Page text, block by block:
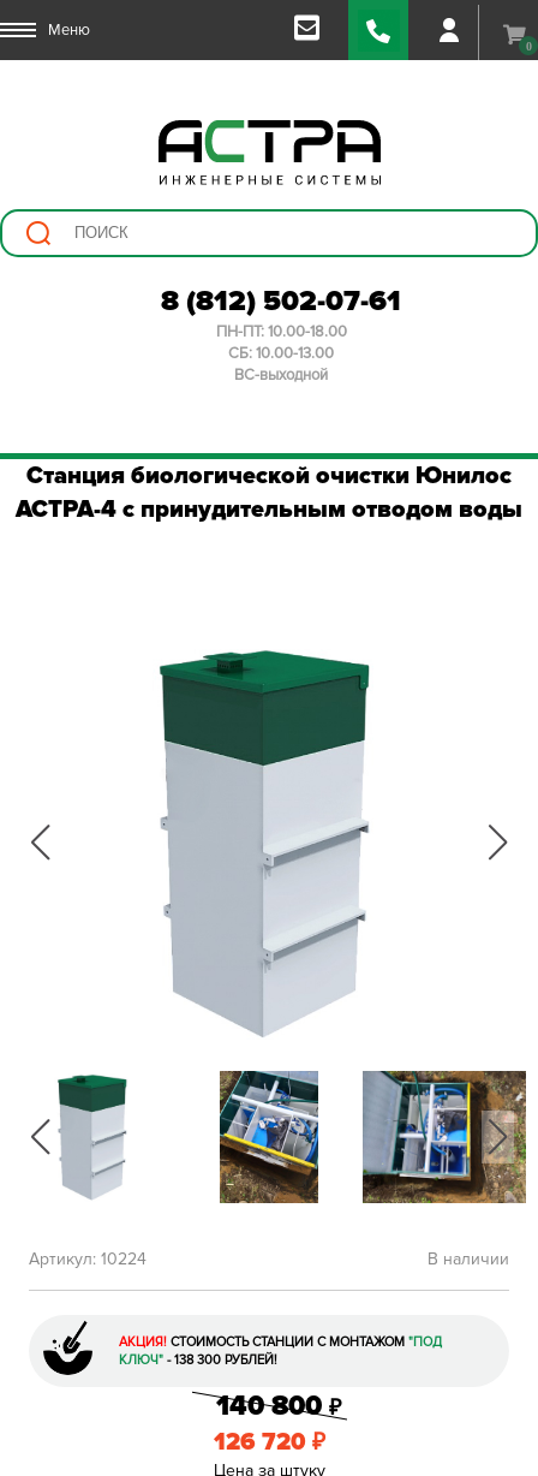
Меню
0
8 (812) 502-07-61
ПН-ПТ: 10.00-18.00
СБ: 10.00-13.00
ВС-выходной
Станция биологической очистки Юнилос
АСТРА-4 с принудительным отводом воды
В наличии
Артикул: 10224
АКЦИЯ! СТОИМОСТЬ СТАНЦИИ С МОНТАЖОМ"ПОД
КЛЮЧ" - 138 300 РУБЛЕЙ!
140 800₽
126 720 ₽
Цена за штуку